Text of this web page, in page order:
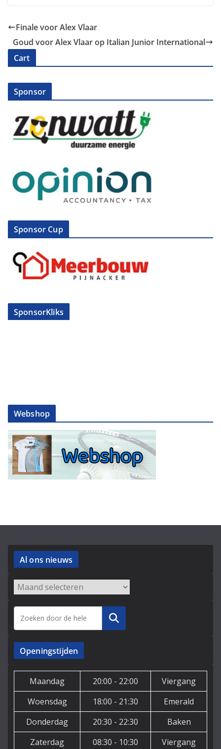
Finale voor Alex Vlaar
Goud voor Alex Vlaar op Italian Junior International
Cart
Sponsor
Sponsor Cup
SponsorKliks
Webshop
Al ons nieuws
Archieven
Zoeken
Openingstijden
Maandag 20:00 - 22:00
Viergang
Woensdag
18:00 - 21:30
Emerald
Donderdag
20:30 - 22:30
Baken
Zaterdag
08:30 - 10:30 Viergang